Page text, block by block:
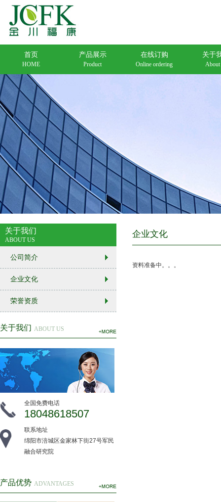
首页
HOME
产品展示
Product
新材料
农化类
食品添加剂
在线订购
Online ordering
在线订购1
在线订购2
在线订购3
在线订购4
关于
About
公司简介
企业文化
荣誉资质
联系方式
在线留言
ABOUT US
关于我们
公司简介
企业文化
荣誉资质
关于我们 ABOUT US
全国免费电话
18048618507
联系地址
绵阳市涪城区金家林下街27号军民
融合研究院
产品优势 ADVANTAGES
企业文化
资料准备中。。。